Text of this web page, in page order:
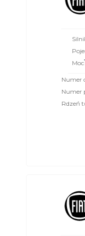
Moc
Numer
Numer
Rdzeń